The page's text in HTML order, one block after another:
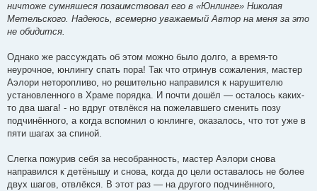
ничтоже сумняшеся позаимствовал его в «Юнлинге» Николая
Метельского. Надеюсь, всемерно уважаемый Автор на меня за это
не обидится.
Однако же рассуждать об этом можно было долго, а время-то
неурочное, юнлингу спать пора! Так что отринув сожаления, мастер
Аэлори неторопливо, но решительно направился к нарушителю
установленного в Храме порядка. И почти дошёл — осталось каких-
то два шага! - но вдруг отвлёкся на пожелавшего сменить позу
подчинённого, а когда вспомнил о юнлинге, оказалось, что тот уже в
пяти шагах за спиной.
Слегка пожурив себя за несобранность, мастер Аэлори снова
направился к детёнышу и снова, когда до цели оставалось не более
двух шагов, отвлёкся. В этот раз — на другого подчинённого,